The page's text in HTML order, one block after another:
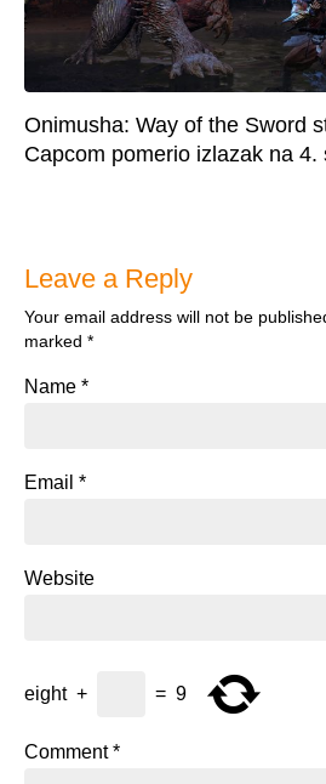
Onimusha: Way of the Sword
Capcom pomerio izlazak na 4.
Leave a Reply
Your email address will not be
marked *
Name *
Email *
Website
eight + = 9
Comment*